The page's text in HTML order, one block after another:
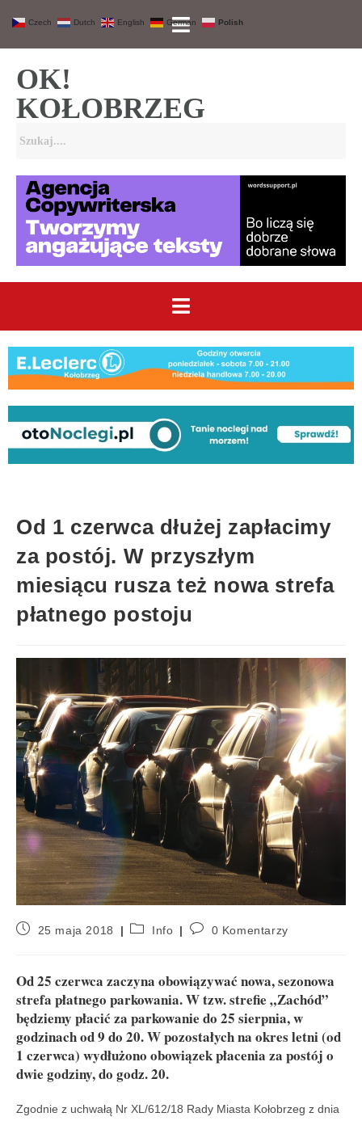
OK!
KOŁOBRZEG
Od 1 czerwca dłużej zapłacimy
za postój. W przyszłym
miesiącu rusza też nowa strefa
płatnego postoju
25 maja 2018 Info 0 Komentarzy
Od 25 czerwca zaczyna obowiązywać nowa, sezonowa
strefa płatnego parkowania. W tzw. strefie „Zachód”
będziemy płacić za parkowanie do 25 sierpnia, w
godzinach od 9 do 20. W pozostałych na okres letni (od
1 czerwca) wydłużono obowiązek płacenia za postój o
dwie godziny, do godz. 20.
Zgodnie z uchwałą Nr XL/612/18 Rady Miasta Kołobrzeg z dnia
Czech Dutch English German Polish